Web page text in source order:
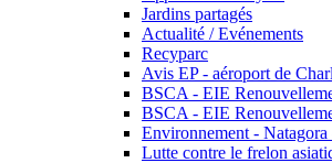
Jardins partagés
Actualité / Evénements
Recyparc
Avis EP - aéroport de
BSCA - EIE
BSCA - EIE
Environnement -
Lutte contre le frelon